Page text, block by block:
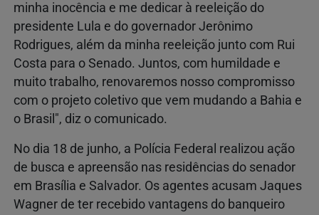
minha inocência e me dedicar à reeleição do
presidente Lula e do governador Jerônimo
Rodrigues, além da minha reeleição junto com Rui
Costa para o Senado. Juntos, com humildade e
muito trabalho, renovaremos nosso compromisso
com o projeto coletivo que vem mudando a Bahia e
o Brasil", diz o comunicado.
No dia 18 de junho, a Polícia Federal realizou ação
de busca e apreensão nas residências do senador
em Brasília e Salvador. Os agentes acusam Jaques
Wagner de ter recebido vantagens do banqueiro